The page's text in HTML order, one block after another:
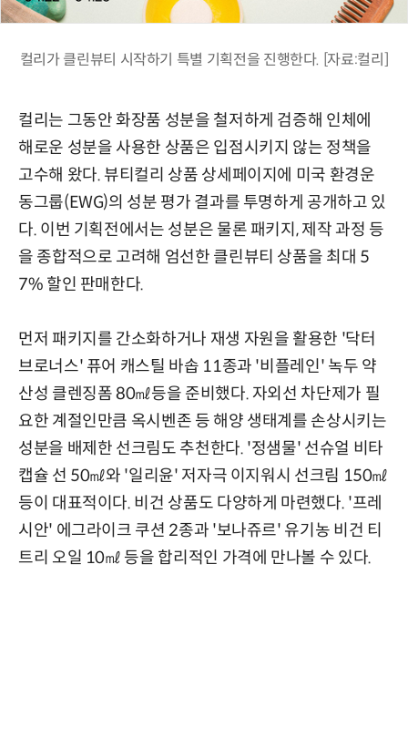
컬리가 클린뷰티 시작하기 특별 기획전을 진행한다. [자료:컬리]
컬리는 그동안 화장품 성분을 철저하게 검증해 인체에
해로운 성분을 사용한 상품은 입점시키지 않는 정책을
고수해 왔다. 뷰티컬리 상품 상세페이지에 미국 환경운
동그룹(EWG)의 성분 평가 결과를 투명하게 공개하고 있
다. 이번 기획전에서는 성분은 물론 패키지, 제작 과정 등
을 종합적으로 고려해 엄선한 클린뷰티 상품을 최대 5
7% 할인 판매한다.
먼저 패키지를 간소화하거나 재생 자원을 활용한 '닥터
브로너스' 퓨어 캐스틸 바솝 11종과 '비플레인' 녹두 약
산성 클렌징폼 80㎖등을 준비했다. 자외선 차단제가 필
요한 계절인만큼 옥시벤존 등 해양 생태계를 손상시키는
성분을 배제한 선크림도 추천한다. '정샘물' 선슈얼 비타
캡슐 선 50㎖와 '일리윤' 저자극 이지워시 선크림 150㎖
등이 대표적이다. 비건 상품도 다양하게 마련했다. '프레
시안' 에그라이크 쿠션 2종과 '보나쥬르' 유기농 비건 티
트리 오일 10㎖ 등을 합리적인 가격에 만나볼 수 있다.